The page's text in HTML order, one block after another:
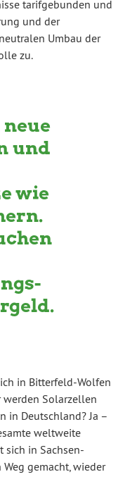
tarifgebunden und
und der
Umbau der
zu.
und
wie
in Bitterfeld-Wolfen
werden Solarzellen
in Deutschland? Ja –
weltweite
sich in Sachsen-
gemacht, wieder